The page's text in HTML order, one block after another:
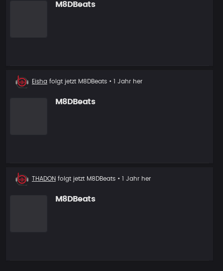
M8DBeats
Neuer
Eisha folgt jetzt M8DBeats • 1 Jahr her
M8DBeats
Neuer
THADON folgt jetzt M8DBeats • 1 Jahr her
M8DBeats